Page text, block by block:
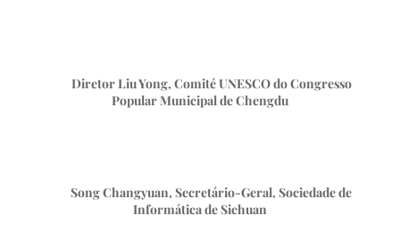
Diretor Liu Yong, Comité UNESCO do Congresso
Popular Municipal de Chengdu
Song Changyuan, Secretário-Geral, Sociedade de
Informática de Sichuan